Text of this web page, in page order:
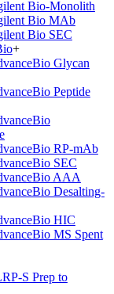
Bio-Monolith
Bio MAb
Bio SEC
+
Glycan
Peptide
RP-mAb
SEC
AAA
Desalting-
HIC
MS Spent
S Prep to